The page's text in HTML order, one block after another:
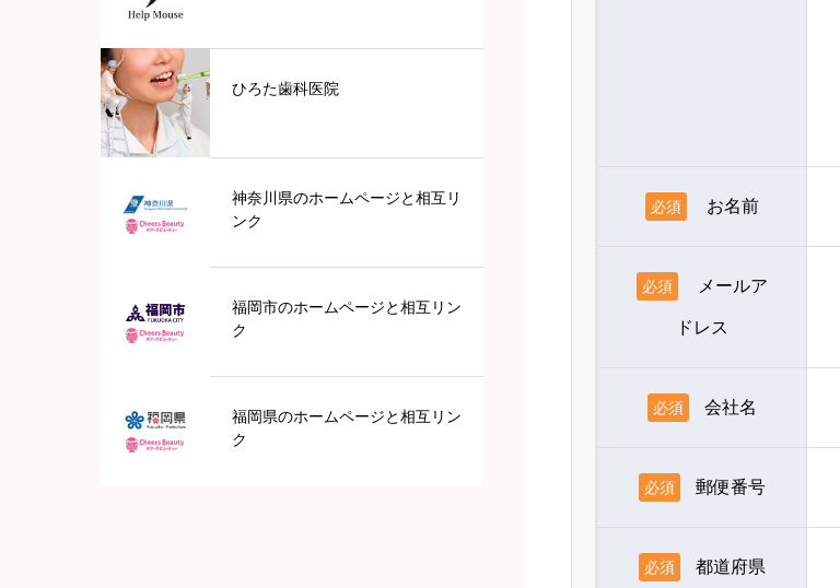
必須 お名前
必須 メールア
ドレス
必須 会社名
必須 郵便番号
必須 都道府県
中部地方
愛知
滋賀
鹿児島
ひろた歯科医院
神奈川県のホームページと相互リ
ンク
福岡市のホームページと相互リン
ク
福岡県のホームページと相互リン
ク